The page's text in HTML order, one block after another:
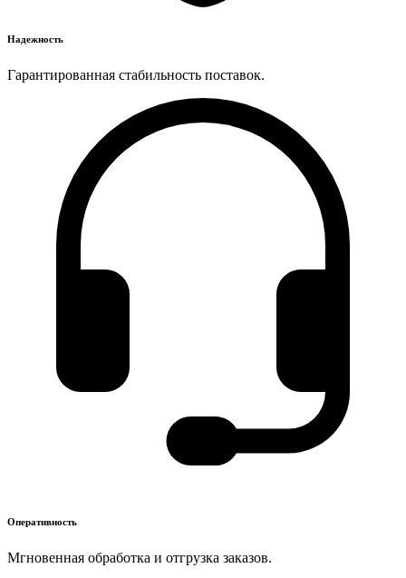
Надежность
Гарантированная стабильность поставок.
Оперативность
Мгновенная обработка и отгрузка заказов.